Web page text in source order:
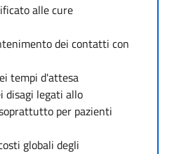
alle cure
dei contatti con
tempi d'attesa
disagi legati allo
per pazienti
globali degli